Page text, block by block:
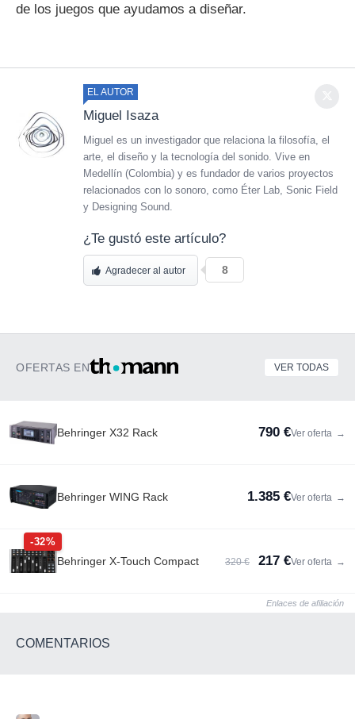
de los juegos que ayudamos a diseñar.
EL AUTOR
Miguel Isaza
Miguel es un investigador que relaciona la filosofía, el
arte, el diseño y la tecnología del sonido. Vive en
Medellín (Colombia) y es fundador de varios proyectos
relacionados con lo sonoro, como Éter Lab, Sonic Field
y Designing Sound.
¿Te gustó este artículo?
Agradecer al autor 8
OFERTAS EN VER TODAS
Behringer X32 Rack 790 €Ver oferta →
Behringer WING Rack 1.385 €Ver oferta →
-32%
Behringer X-Touch Compact 320 € 217 €Ver oferta →
Enlaces de afiliación
COMENTARIOS